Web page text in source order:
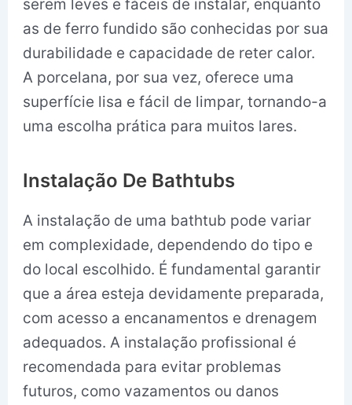
serem leves e fáceis de instalar, enquanto
as de ferro fundido são conhecidas por sua
durabilidade e capacidade de reter calor.
A porcelana, por sua vez, oferece uma
superfície lisa e fácil de limpar, tornando-a
uma escolha prática para muitos lares.
Instalação De Bathtubs
A instalação de uma bathtub pode variar
em complexidade, dependendo do tipo e
do local escolhido. É fundamental garantir
que a área esteja devidamente preparada,
com acesso a encanamentos e drenagem
adequados. A instalação profissional é
recomendada para evitar problemas
futuros, como vazamentos ou danos